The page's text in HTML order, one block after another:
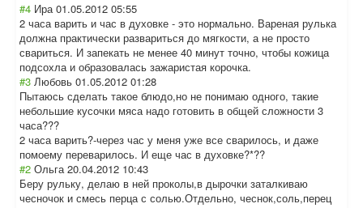
#4 Ира 01.05.2012 05:55
2 часа варить и час в духовке - это нормально. Вареная рулька
должна практически развариться до мягкости, а не просто
свариться. И запекать не менее 40 минут точно, чтобы кожица
подсохла и образовалась зажаристая корочка.
#3 Любовь 01.05.2012 01:28
Пытаюсь сделать такое блюдо,но не понимаю одного, такие
небольшие кусочки мяса надо готовить в общей сложности 3
часа???
2 часа варить?-через час у меня уже все сварилось, и даже
помоему переварилось. И еще час в духовке?*??
#2 Ольга 20.04.2012 10:43
Беру рульку, делаю в ней проколы,в дырочки заталкиваю
чесночок и смесь перца с солью.Отдельно, чеснок,соль,перец